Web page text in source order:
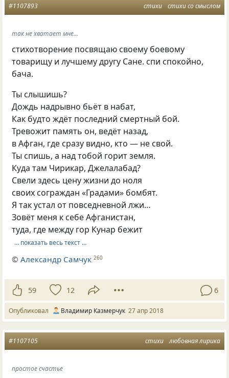
стихи стихи со смыслом
#1107893
так не хватает мне...
стихотворение посвящаю своему боевому
товарищу и лучшему другу Сане. спи спокойно,
бача.
Ты слышишь?
Дождь надрывно бьёт в набат,
Как будто ждёт последний смертный бой.
Тревожит память он, ведёт назад,
в Афган, где сразу видно, кто — не свой.
Ты спишь, а над тобой горит земля.
Куда там Чирикар, Джелалабад?
Свели здесь цену жизни до ноля
своих сограждан «Градами» бомбят.
Я так устал от повседневной лжи…
Зовёт меня к себе Афганистан,
туда, где между гор Кунар бежит
… показать весь текст …
©Александр Самчук 260
59 12 6
Опубликовал Владимир Казмерчук 27 апр 2018
стихи любовная лирика
#1107105
простое счастье